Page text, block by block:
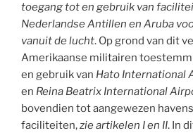
toegang tot en gebruik van
Nederlandse Antillen en Aruba
vanuit de lucht. Op grond van dit
Amerikaanse militairen
en gebruik van Hato International
en Reina Beatrix International
bovendien tot aangewezen
faciliteiten,zie artikelen I en II. In